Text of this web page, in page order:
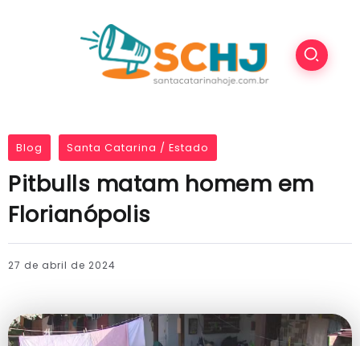
Blog Santa Catarina / Estado
Pitbulls matam homem em
Florianópolis
27 de abril de 2024